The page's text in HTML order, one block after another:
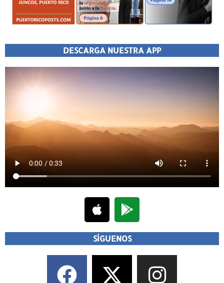
DESCARGA NUESTRA APP
SÍGUENOS